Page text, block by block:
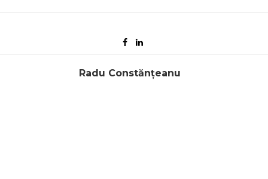
Radu Constănțeanu